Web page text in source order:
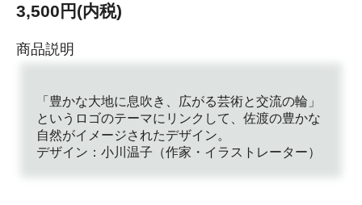
3,500円(内税)
商品説明
「豊かな大地に息吹き、広がる芸術と交流の輪」
というロゴのテーマにリンクして、佐渡の豊かな
自然がイメージされたデザイン。
デザイン：小川温子（作家・イラストレーター）